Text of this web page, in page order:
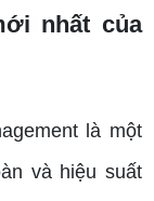
nhất của
là một
và hiệu suất